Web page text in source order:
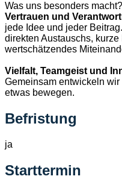
Was uns besonders
Vertrauen und
jede Idee und jeder
direkten Austauschs,
wertschätzendes
Vielfalt, Teamgeist und
Gemeinsam entwickeln
etwas bewegen.
Befristung
ja
Starttermin